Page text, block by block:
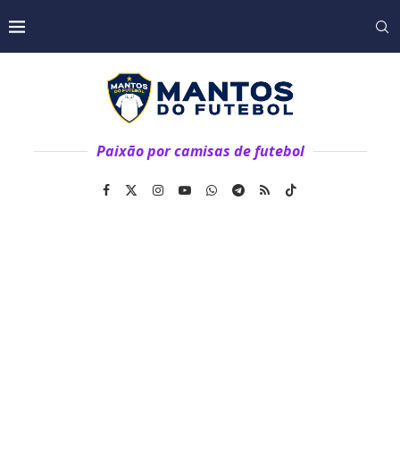
Paixão por camisas de futebol